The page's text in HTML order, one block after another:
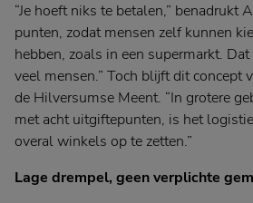
“Je hoeft niks te betalen,” benadrukt
punten, zodat mensen zelf kunnen
hebben, zoals in een supermarkt.
veel mensen.” Toch blijft dit concept
de Hilversumse Meent. “In grotere
met acht uitgiftepunten, is het
overal winkels op te zetten.”
Lage drempel, geen verplichte